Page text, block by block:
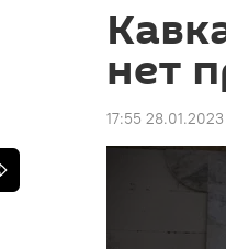
нет
17:55 28.01.2023